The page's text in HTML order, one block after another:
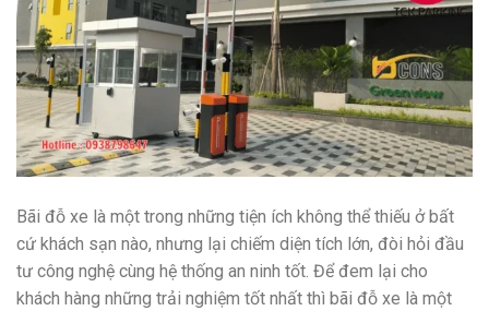
Bãi đỗ xe là một trong những tiện ích không thể thiếu ở bất
cứ khách sạn nào, nhưng lại chiếm diện tích lớn, đòi hỏi đầu
tư công nghệ cùng hệ thống an ninh tốt. Để đem lại cho
khách hàng những trải nghiệm tốt nhất thì bãi đỗ xe là một